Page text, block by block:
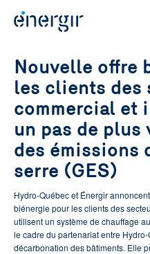
Nouvelle offre
les clients des
commercial et
un pas de
des émissions
serre (GES)
Hydro-Québec et Énergir
biénergie pour les clients des
utilisent un système de chauffage
le cadre du partenariat entre
décarbonation des bâtiments. Elle